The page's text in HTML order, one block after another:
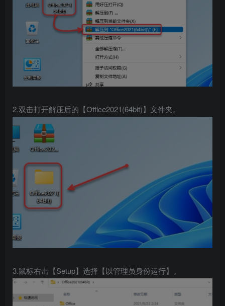
2.双击打开解压后的【Office2021(64bit)】文件夹。
3.鼠标右击【Setup】选择【以管理员身份运行】。